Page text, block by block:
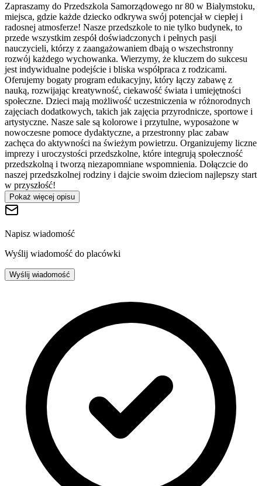
Zapraszamy do Przedszkola Samorządowego nr 80 w Białymstoku,
miejsca, gdzie każde dziecko odkrywa swój potencjał w ciepłej i
radosnej atmosferze! Nasze przedszkole to nie tylko budynek, to
przede wszystkim zespół doświadczonych i pełnych pasji
nauczycieli, którzy z zaangażowaniem dbają o wszechstronny
rozwój każdego wychowanka. Wierzymy, że kluczem do sukcesu
jest indywidualne podejście i bliska współpraca z rodzicami.
Oferujemy bogaty program edukacyjny, który łączy zabawę z
nauką, rozwijając kreatywność, ciekawość świata i umiejętności
społeczne. Dzieci mają możliwość uczestniczenia w różnorodnych
zajęciach dodatkowych, takich jak zajęcia przyrodnicze, sportowe i
artystyczne. Nasze sale są kolorowe i przytulne, wyposażone w
nowoczesne pomoce dydaktyczne, a przestronny plac zabaw
zachęca do aktywności na świeżym powietrzu. Organizujemy liczne
imprezy i uroczystości przedszkolne, które integrują społeczność
przedszkolną i tworzą niezapomniane wspomnienia. Dołączcie do
naszej przedszkolnej rodziny i dajcie swoim dzieciom najlepszy start
w przyszłość!
Pokaż więcej opisu
Napisz wiadomość
Wyślij wiadomość do placówki
Wyślij wiadomość